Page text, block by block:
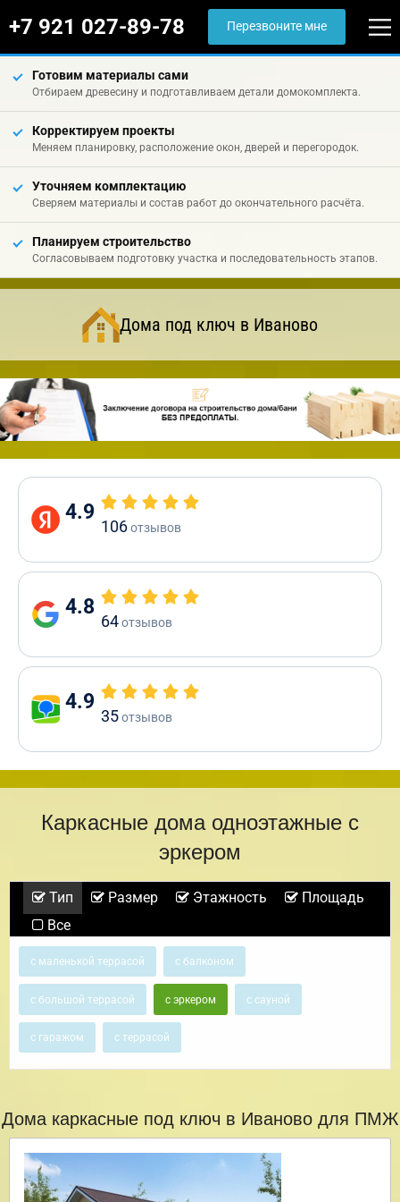
+7 921 027-89-78 Перезвоните мне
Готовим материалы сами
Отбираем древесину и подготавливаем детали домокомплекта.
Корректируем проекты
Меняем планировку, расположение окон, дверей и перегородок.
Уточняем комплектацию
Сверяем материалы и состав работ до окончательного расчёта.
Планируем строительство
Согласовываем подготовку участка и последовательность этапов.
Дома под ключ в Иваново
4.9
106отзывов
4.8
64отзывов
4.9
35отзывов
Каркасные дома одноэтажные с
эркером
Тип Размер Этажность
Площадь
Все
с маленькой террасой с балконом
с большой террасой с эркером с сауной
с гаражом с террасой
Дома каркасные под ключ в Иваново для ПМЖ